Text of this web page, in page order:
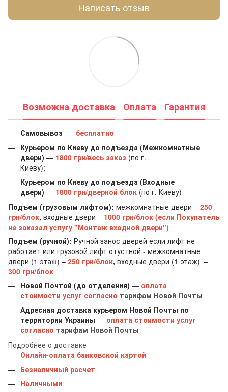
Написать отзыв
Возможна доставка Оплата Гарантия
Самовывоз — бесплатно
Курьером по Киеву до подъезда (Межкомнатные
двери) — 1800 грн/весь заказ (по г.
Киеву);
Курьером по Киеву до подъезда (Входные
двери) — 1800 грн/дверной блок (по г. Киеву)
Подъем (грузовым лифтом): межкомнатные двери – 250
грн/блок, входные двери – 1000 грн/блок (если Покупатель
не заказал услугу "Монтаж входной двери")
Подъем (ручной): Ручной занос дверей если лифт не
работает или грузовой лифт отустной - межкомнатные
двери (1 этаж) – 250 грн/блок, входные двери (1 этаж) –
300 грн/блок
Новой Почтой (до отделения) — оплата
стоимости услуг согласно тарифам Новой Почты
Адресная доставка курьером Новой Почты по
территории Украины — оплата стоимости услуг
согласно тарифам Новой Почты
Подробнее о доставке
Онлайн-оплата банковской картой
Безналичный расчет
Наличными